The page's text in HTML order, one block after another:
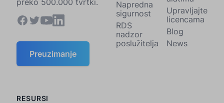
Preuzimanje
Napredna
sigurnost
RDS
nadzor
poslužitelja
RESURSI
Upravljajte
licencama
Blog
News